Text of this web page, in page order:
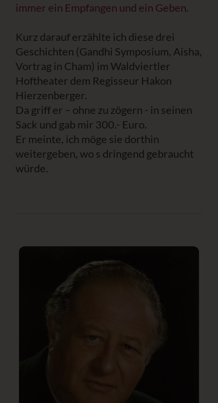
immer ein Empfangen und ein Geben.
Kurz darauf erzählte ich diese drei
Geschichten (Gandhi Symposium, Aisha,
Vortrag in Cham) im Waldviertler
Hoftheater dem Regisseur Hakon
Hierzenberger.
Da griff er – ohne zu zögern - in seinen
Sack und gab mir 300.- Euro.
Er meinte, ich möge sie dorthin
weitergeben, wo s dringend gebraucht
würde.